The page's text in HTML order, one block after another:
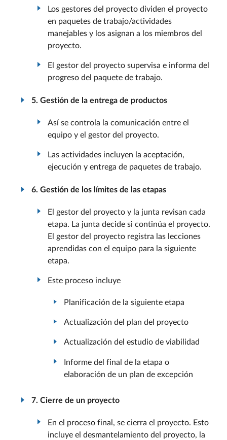
Los gestores del proyecto dividen el proyecto
en paquetes de trabajo/actividades
manejables y los asignan a los miembros del
proyecto.
El gestor del proyecto supervisa e informa del
progreso del paquete de trabajo.
5. Gestión de la entrega de productos
Así se controla la comunicación entre el
equipo y el gestor del proyecto.
Las actividades incluyen la aceptación,
ejecución y entrega de paquetes de trabajo.
6. Gestión de los límites de las etapas
El gestor del proyecto y la junta revisan cada
etapa. La junta decide si continúa el proyecto.
El gestor del proyecto registra las lecciones
aprendidas con el equipo para la siguiente
etapa.
Este proceso incluye
Planificación de la siguiente etapa
Actualización del plan del proyecto
Actualización del estudio de viabilidad
Informe del final de la etapa o
elaboración de un plan de excepción
7. Cierre de un proyecto
En el proceso final, se cierra el proyecto. Esto
incluye el desmantelamiento del proyecto, la